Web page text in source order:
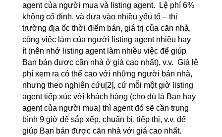
agent của người mua và listing agent. Lệ phí 6%
không cố định, và dựa vào nhiều yếu tố – thị
trường địa ốc thời điểm bán, giá trị của căn nhà,
công việc làm của người listing agent nhiều hay
ít (nên nhớ listing agent làm nhiều việc để giúp
Bạn bán được căn nhà ở giá cao nhất), v.v. Giá lệ
phí xem ra có thể cao với những người bán nhà,
nhưng theo nghiên cứu[2], cứ mỗi một giờ listing
agent tiếp xúc với khách hàng (cho dù là Bạn hay
agent của người mua) thì agent đó sẽ cần trung
bình 9 giờ để sắp xếp, chuẩn bị, tiếp thị, v.v. để
giúp Bạn bán được căn nhà với giá cao nhất.